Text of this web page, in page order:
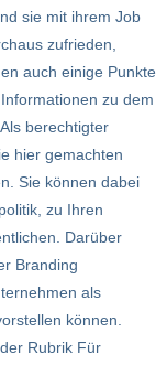
sie mit ihrem Job
zufrieden,
auch einige Punkte
zu dem
berechtigter
hier gemachten
Sie können dabei
zu Ihren
Darüber
Branding
als
können.
Rubrik Für